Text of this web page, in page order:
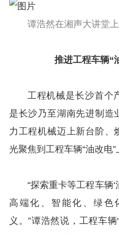
谭浩然在湘声大讲堂上
推进工程车辆“
工程机械是长沙首个
是长沙乃至湖南先进制造
力工程机械迈上新台阶、
光聚焦到工程车辆“油改电”
“探索重卡等工程车辆
高端化、智能化、绿色
义。”谭浩然说，工程车辆